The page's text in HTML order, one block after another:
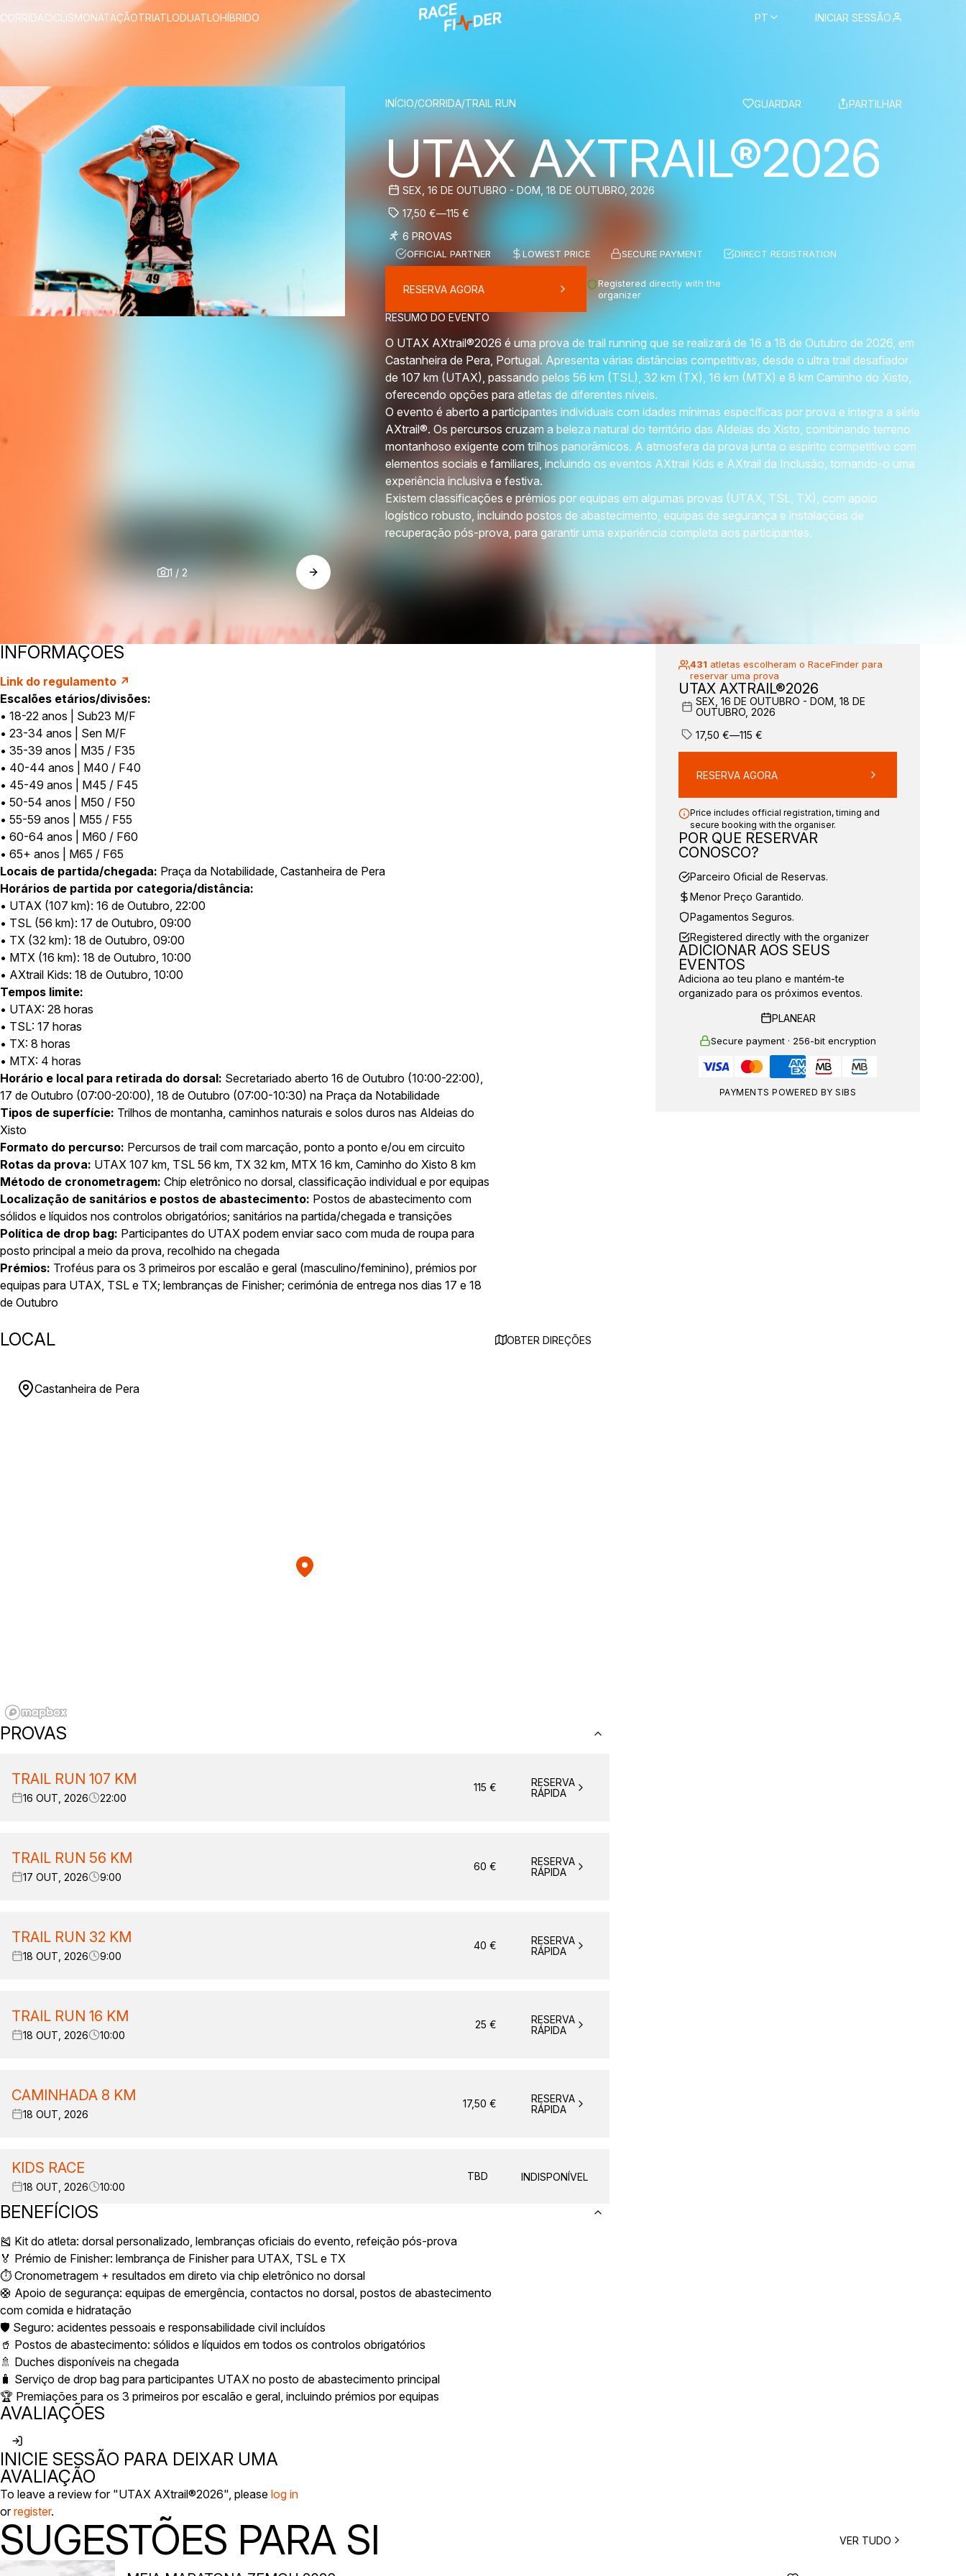
CORRIDACICLISMONATAÇÃOTRIATLODUATLOHÍBRIDO PT INICIAR SESSÃO
1 / 2
BREADCRUMBS
INÍCIO/CORRIDA/TRAIL RUN GUARDAR PARTILHAR
UTAX AXTRAIL®2026
SEX, 16 DE OUTUBRO - DOM, 18 DE OUTUBRO, 2026
17,50 €—115 €
6 PROVAS
OFFICIAL PARTNER LOWEST PRICE SECURE PAYMENT DIRECT REGISTRATION
RESERVA AGORA
Registered directly with the
organizer
RESUMO DO EVENTO
O UTAX AXtrail®2026 é uma prova de trail running que se realizará de 16 a 18 de Outubro de 2026, em
Castanheira de Pera, Portugal. Apresenta várias distâncias competitivas, desde o ultra trail desafiador
de 107 km (UTAX), passando pelos 56 km (TSL), 32 km (TX), 16 km (MTX) e 8 km Caminho do Xisto,
oferecendo opções para atletas de diferentes níveis.
O evento é aberto a participantes individuais com idades mínimas específicas por prova e integra a série
AXtrail®. Os percursos cruzam a beleza natural do território das Aldeias do Xisto, combinando terreno
montanhoso exigente com trilhos panorâmicos. A atmosfera da prova junta o espírito competitivo com
elementos sociais e familiares, incluindo os eventos AXtrail Kids e AXtrail da Inclusão, tornando-o uma
experiência inclusiva e festiva.
Existem classificações e prémios por equipas em algumas provas (UTAX, TSL, TX), com apoio
logístico robusto, incluindo postos de abastecimento, equipas de segurança e instalações de
recuperação pós-prova, para garantir uma experiência completa aos participantes.
INFORMAÇÕES
Link do regulamento ↗
Escalões etários/divisões:
• 18-22 anos | Sub23 M/F
• 23-34 anos | Sen M/F
• 35-39 anos | M35 / F35
• 40-44 anos | M40 / F40
• 45-49 anos | M45 / F45
• 50-54 anos | M50 / F50
• 55-59 anos | M55 / F55
• 60-64 anos | M60 / F60
• 65+ anos | M65 / F65
Locais de partida/chegada: Praça da Notabilidade, Castanheira de Pera
Horários de partida por categoria/distância:
• UTAX (107 km): 16 de Outubro, 22:00
• TSL (56 km): 17 de Outubro, 09:00
• TX (32 km): 18 de Outubro, 09:00
• MTX (16 km): 18 de Outubro, 10:00
• AXtrail Kids: 18 de Outubro, 10:00
Tempos limite:
• UTAX: 28 horas
• TSL: 17 horas
• TX: 8 horas
• MTX: 4 horas
Horário e local para retirada do dorsal: Secretariado aberto 16 de Outubro (10:00-22:00),
17 de Outubro (07:00-20:00), 18 de Outubro (07:00-10:30) na Praça da Notabilidade
Tipos de superfície: Trilhos de montanha, caminhos naturais e solos duros nas Aldeias do
Xisto
Formato do percurso: Percursos de trail com marcação, ponto a ponto e/ou em circuito
Rotas da prova: UTAX 107 km, TSL 56 km, TX 32 km, MTX 16 km, Caminho do Xisto 8 km
Método de cronometragem: Chip eletrônico no dorsal, classificação individual e por equipas
Localização de sanitários e postos de abastecimento: Postos de abastecimento com
sólidos e líquidos nos controlos obrigatórios; sanitários na partida/chegada e transições
Política de drop bag: Participantes do UTAX podem enviar saco com muda de roupa para
posto principal a meio da prova, recolhido na chegada
Prémios: Troféus para os 3 primeiros por escalão e geral (masculino/feminino), prémios por
equipas para UTAX, TSL e TX; lembranças de Finisher; cerimónia de entrega nos dias 17 e 18
de Outubro
LOCAL OBTER DIREÇÕES
Castanheira de Pera
PROVAS
TRAIL RUN 107 KM
16 OUT, 2026 22:00
115 €
RESERVA
RÁPIDA
TRAIL RUN 56 KM
17 OUT, 2026 9:00
60 €
RESERVA
RÁPIDA
TRAIL RUN 32 KM
18 OUT, 2026 9:00
40 €
RESERVA
RÁPIDA
TRAIL RUN 16 KM
18 OUT, 2026 10:00
25 €
RESERVA
RÁPIDA
CAMINHADA 8 KM
18 OUT, 2026
17,50 €
RESERVA
RÁPIDA
KIDS RACE
18 OUT, 2026 10:00
TBD INDISPONÍVEL
BENEFÍCIOS
🎽 Kit do atleta: dorsal personalizado, lembranças oficiais do evento, refeição pós-prova
🏅 Prémio de Finisher: lembrança de Finisher para UTAX, TSL e TX
⏱️ Cronometragem + resultados em direto via chip eletrônico no dorsal
🛟 Apoio de segurança: equipas de emergência, contactos no dorsal, postos de abastecimento
com comida e hidratação
🛡️ Seguro: acidentes pessoais e responsabilidade civil incluídos
🥤 Postos de abastecimento: sólidos e líquidos em todos os controlos obrigatórios
🚿 Duches disponíveis na chegada
🧳 Serviço de drop bag para participantes UTAX no posto de abastecimento principal
🏆 Premiações para os 3 primeiros por escalão e geral, incluindo prémios por equipas
AVALIAÇÕES
INICIE SESSÃO PARA DEIXAR UMA
AVALIAÇÃO
To leave a review for "UTAX AXtrail®2026", please log in
orregister.
431 atletas escolheram o RaceFinder para
reservar uma prova
UTAX AXTRAIL®2026
SEX, 16 DE OUTUBRO - DOM, 18 DE
OUTUBRO, 2026
17,50 €—115 €
RESERVA AGORA
Price includes official registration, timing and
secure booking with the organiser.
POR QUE RESERVAR
CONOSCO?
Parceiro Oficial de Reservas.
Menor Preço Garantido.
Pagamentos Seguros.
Registered directly with the organizer
ADICIONAR AOS SEUS
EVENTOS
Adiciona ao teu plano e mantém-te
organizado para os próximos eventos.
PLANEAR
Secure payment · 256-bit encryption
PAYMENTS POWERED BY SIBS
SUGESTÕES PARA SI VER TUDO